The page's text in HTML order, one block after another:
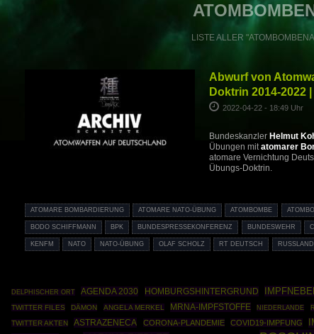
LISTE ALLER
Abwurf von
Doktrin 2014-2022
2022-04-22 - 18:49 Uhr
Bundeskanzler Helmut
Übungen mitatomarer
atomare Vernichtung
Übungs-Doktrin.
ATOMARE BOMBARDIERUNG ATOMARE NATO-ÜBUNG ATOMBOMBE
BODO SCHIFFMANN BPK BUNDESPRESSEKONFERENZ BUNDESWEHR
KENFM NATO NATO-ÜBUNG OLAF SCHOLZ RT DEUTSCH RUSSLAND
DELPHISCHER ORT AGENDA 2030 HOMBURGSHINTERGRUND
TWITTER FILES DÄMON ANGELA MERKEL MRNA-IMPFSTOFFE NIEDERLANDE
TWITTER AKTEN
ASTRAZENECA CORONA-PLANDEMIE COVID19-IMPFUNG